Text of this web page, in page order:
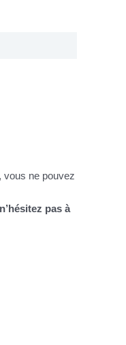
vous ne pouvez
pas à